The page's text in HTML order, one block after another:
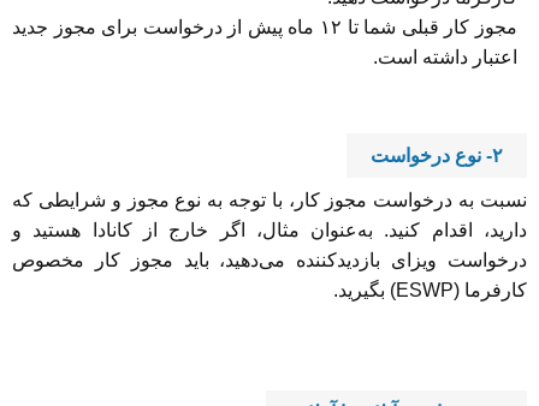
مجوز کار قبلی شما تا ۱۲ ماه پیش از درخواست برای مجوز جدید
اعتبار داشته است.
۲- نوع درخواست
نسبت به درخواست مجوز کار، با توجه به نوع مجوز و شرایطی که
دارید، اقدام کنید. به‌عنوان مثال، اگر خارج از کانادا هستید و
درخواست ویزای بازدیدکننده می‌دهید، باید مجوز کار مخصوص
کارفرما (ESWP) بگیرید.